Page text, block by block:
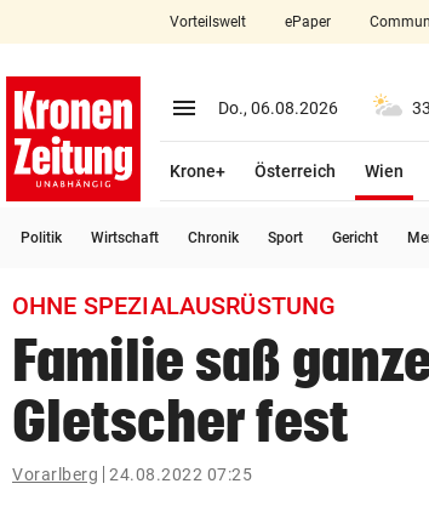
close
account_circle Anmelden
arrow_right
bookmark
search
Suchbegriff
eingeben
Vorteilswelt ePaper
menu Menü aufklappen
Do., 06.08.2026
Krone+ Österreich Wien
Politik Wirtschaft Chronik Sport Gericht
OHNE SPEZIALAUSRÜSTUNG
Familie saß
Gletscher fest
Vorarlberg 24.08.2022 07:25